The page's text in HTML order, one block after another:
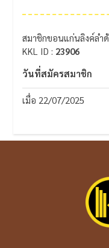
สมาชิกขอนแก่นลิงค์ลำ
KKL ID : 23906
วันที่สมัครสมาชิก
เมื่อ 22/07/2025